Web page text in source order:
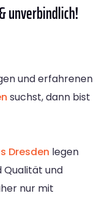
unverbindlich!
und erfahrenen
suchst, dann bist
Dresden legen
Qualität und
nur mit